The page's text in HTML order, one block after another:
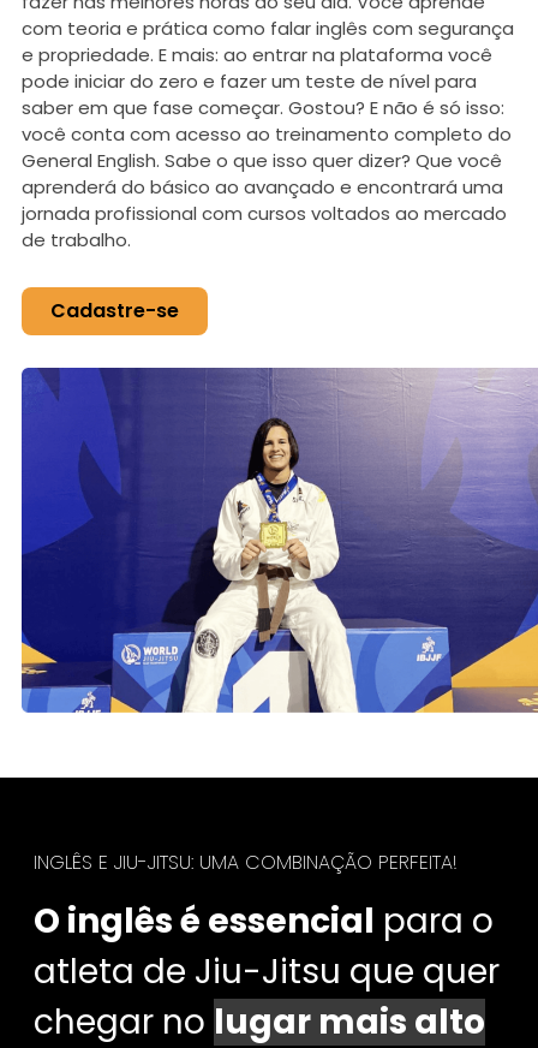
com teoria e prática como falar inglês com segurança
e propriedade. E mais: ao entrar na plataforma você
pode iniciar do zero e fazer um teste de nível para
saber em que fase começar. Gostou? E não é só isso:
você conta com acesso ao treinamento completo do
General English. Sabe o que isso quer dizer? Que você
aprenderá do básico ao avançado e encontrará uma
jornada profissional com cursos voltados ao mercado
de trabalho.
Cadastre-se
INGLÊS E JIU-JITSU: UMA COMBINAÇÃO PERFEITA!
O inglês é essencial para o
atleta de Jiu-Jitsu que quer
chegar no lugar mais alto